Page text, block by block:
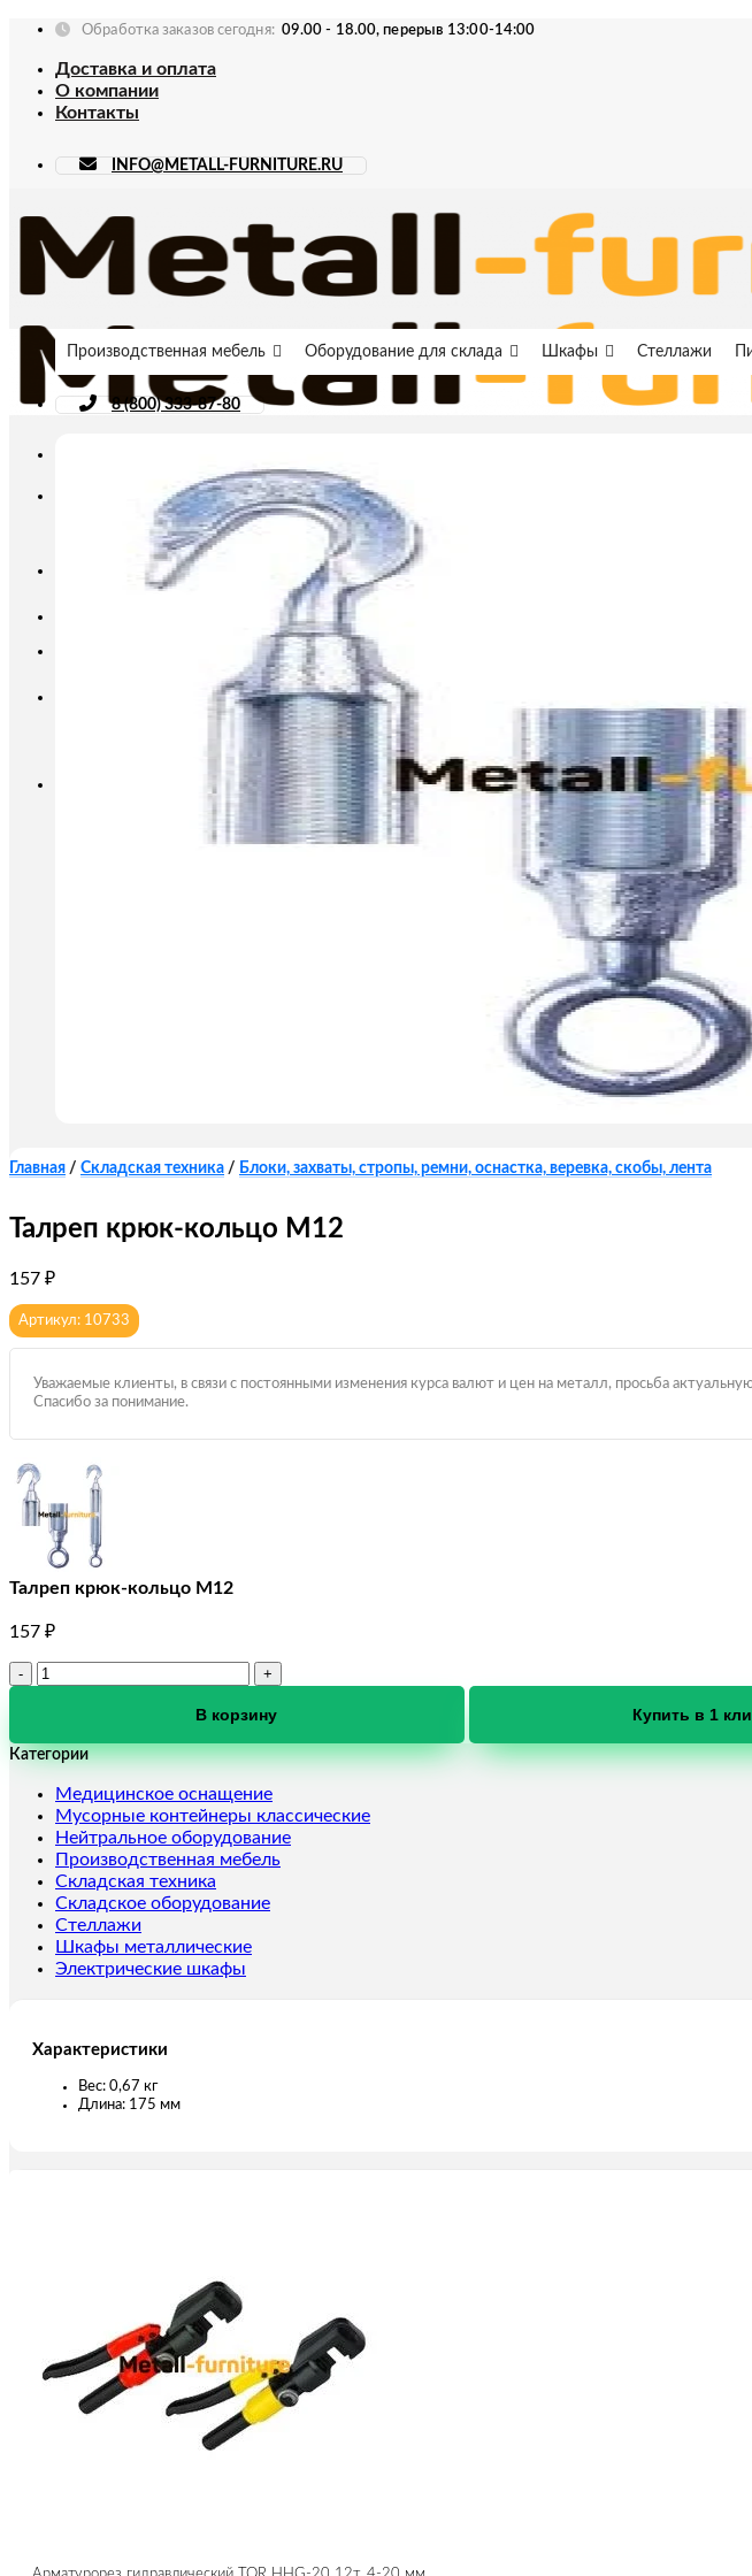
Skip
content
Обработка заказов сегодня: 09.00 - 18.00, перерыв 13:00-14:00
Доставка и оплата
О компании
Контакты
INFO@METALL-FURNITURE.RU
INFO@METALL-FURNITURE.RU
Производственная мебель Оборудование для склада Шкафы Стеллажи
8 (800) 333-87-80
Главная / Складская техника / Блоки, захваты, стропы, ремни, оснастка, веревка, скобы, лента
Талреп крюк-кольцо М12
157 ₽
Артикул: 10733
Уважаемые клиенты, в связи с постоянными изменения курса валют и цен на металл, просьба
Спасибо за понимание.
Талреп крюк-кольцо М12
157 ₽
Количество
кольцо
В корзину Купить в 1
Категории
Медицинское оснащение
Мусорные контейнеры классические
Нейтральное оборудование
Производственная мебель
Складская техника
Складское оборудование
Стеллажи
Шкафы металлические
Электрические шкафы
Характеристики
Вес: 0,67 кг
Длина: 175 мм